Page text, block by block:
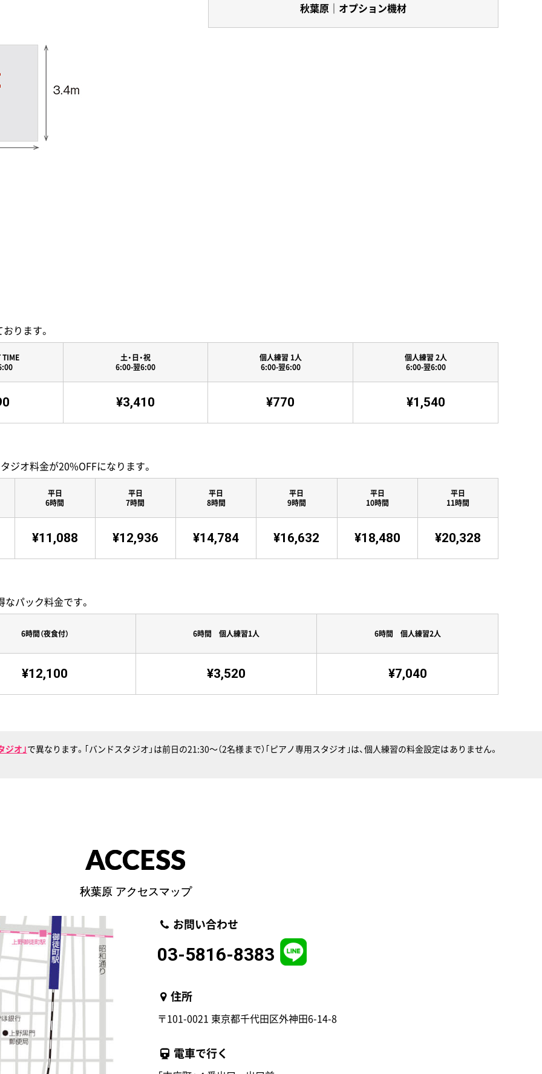
秋葉原｜オプション機材
ります。
TIME
土・日・祝
6:00-翌6:00
¥3,410
個人練習 1人
6:00-翌6:00
¥770
個人練習 2人
6:00-翌6:00
¥1,540
ジオ料金が20%OFFになります。
平日
6時間
¥11,088
平日
7時間
¥12,936
平日
8時間
¥14,784
平日
9時間
¥16,632
平日
10時間
¥18,480
平日
11時間
¥20,328
パック料金です。
6時間（夜食付）
¥12,100
6時間 個人練習1人
¥3,520
6時間 個人練習2人
¥7,040
ジオ｣で異なります。｢バンドスタジオ」は前日の21:30〜（2名様まで）｢ピアノ専用スタジオ｣は、個人練習の料金設定はありません。
ACCESS
秋葉原 アクセスマップ
お問い合わせ
03-5816-8383
住所
〒101-0021 東京都千代田区外神田6-14-8
電車で行く